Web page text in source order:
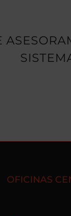
OFICINAS